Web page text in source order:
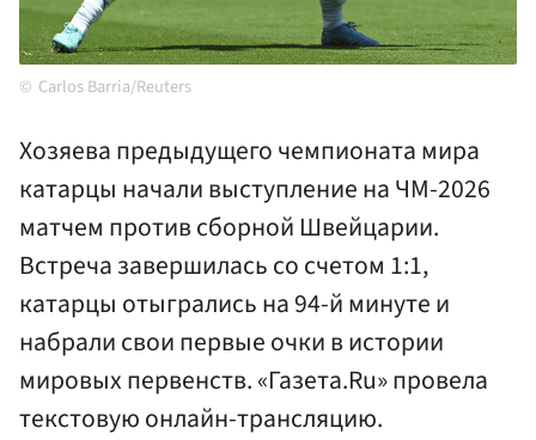
Carlos Barria/Reuters
Хозяева предыдущего чемпионата мира
катарцы начали выступление на ЧМ-2026
матчем против сборной Швейцарии.
Встреча завершилась со счетом 1:1,
катарцы отыгрались на 94-й минуте и
набрали свои первые очки в истории
мировых первенств. «Газета.Ru» провела
текстовую онлайн-трансляцию.